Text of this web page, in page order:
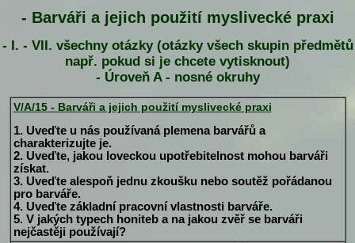
- Barváři a jejich použití myslivecké praxi
- I. - VII. všechny otázky (otázky všech skupin předmětů
např. pokud si je chcete vytisknout)
- Úroveň A - nosné okruhy
V/A/15 - Barváři a jejich použití myslivecké praxi
1. Uveďte u nás používaná plemena barvářů a
charakterizujte je.
2. Uveďte, jakou loveckou upotřebitelnost mohou barváři
získat.
3. Uveďte alespoň jednu zkoušku nebo soutěž pořádanou
pro barváře.
4. Uveďte základní pracovní vlastnosti barváře.
5. V jakých typech honiteb a na jakou zvěř se barváři
nejčastěji používají?